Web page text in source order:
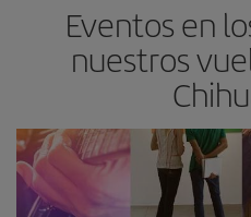
Eventos en
nuestros